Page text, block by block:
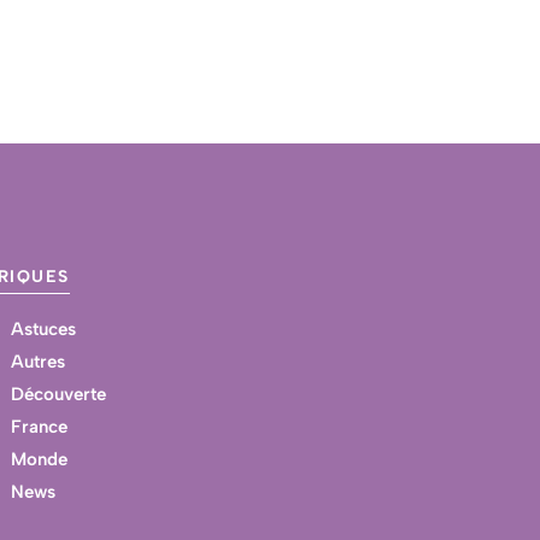
Astuces
Autres
Découverte
France
Monde
News